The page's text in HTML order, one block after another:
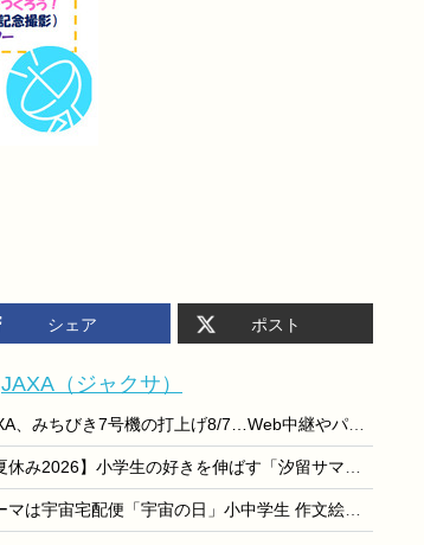
シェア ポスト
JAXA（ジャクサ）
JAXA、みちびき7号機の打上げ8/7…Web中継やパブリックビューイングも
【夏休み2026】小学生の好きを伸ばす「汐留サマースクール」日テレ7/25・26
テーマは宇宙宅配便「宇宙の日」小中学生 作文絵画コンテスト